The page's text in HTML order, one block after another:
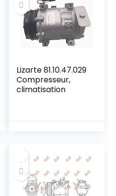
Lizarte 81.10.47.029
Compresseur,
climatisation